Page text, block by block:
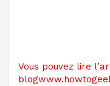
Vous pouvez lire